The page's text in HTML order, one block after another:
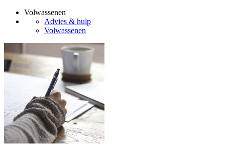
Volwassenen
Advies & hulp
Volwassenen